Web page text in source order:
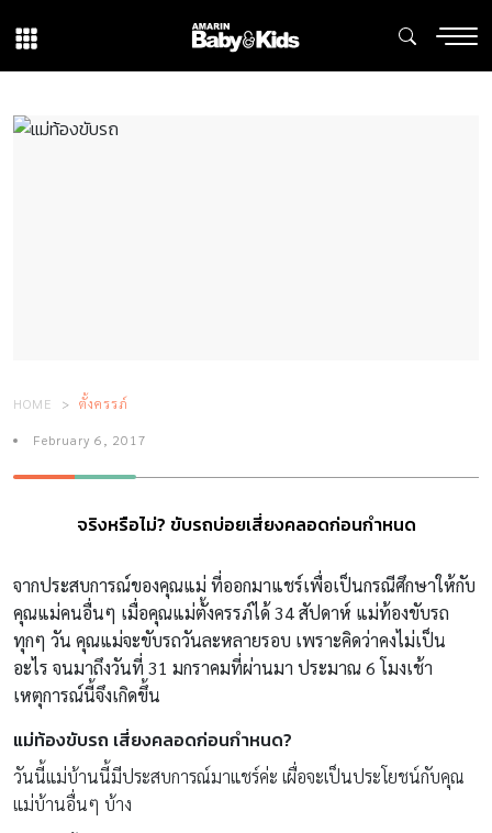
HOME ตั้งครรภ์
February 6, 2017
จริงหรือไม่? ขับรถบ่อยเสี่ยงคลอดก่อนกำหนด
จากประสบการณ์ของคุณแม่ ที่ออกมาแชร์เพื่อเป็นกรณีศึกษาให้กับ
คุณแม่คนอื่นๆ เมื่อคุณแม่ตั้งครรภ์ได้ 34 สัปดาห์ แม่ท้องขับรถ
ทุกๆ วัน คุณแม่จะขับรถวันละหลายรอบ เพราะคิดว่าคงไม่เป็น
อะไร จนมาถึงวันที่ 31 มกราคมที่ผ่านมา ประมาณ 6 โมงเช้า
เหตุการณ์นี้จึงเกิดขึ้น
แม่ท้องขับรถ เสี่ยงคลอดก่อนกำหนด?
วันนี้แม่บ้านนี้มีประสบการณ์มาแชร์ค่ะ เผื่อจะเป็นประโยชน์กับคุณ
แม่บ้านอื่นๆ บ้าง